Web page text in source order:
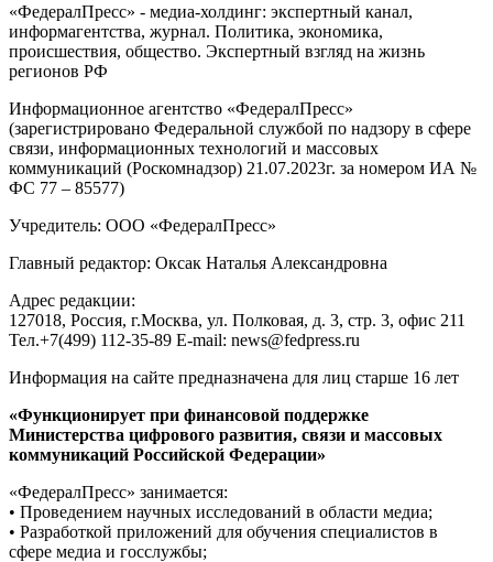
«ФедералПресс» - медиа-холдинг: экспертный канал,
информагентства, журнал. Политика, экономика,
происшествия, общество. Экспертный взгляд на жизнь
регионов РФ
Информационное агентство «ФедералПресс»
(зарегистрировано Федеральной службой по надзору в сфере
связи, информационных технологий и массовых
коммуникаций (Роскомнадзор) 21.07.2023г. за номером ИА №
ФС 77 – 85577)
Учредитель: ООО «ФедералПресс»
Главный редактор: Оксак Наталья Александровна
Адрес редакции:
127018, Россия, г.Москва, ул. Полковая, д. 3, стр. 3, офис 211
Тел.+7(499) 112-35-89 E-mail: news@fedpress.ru
Информация на сайте предназначена для лиц старше 16 лет
«Функционирует при финансовой поддержке
Министерства цифрового развития, связи и массовых
коммуникаций Российской Федерации»
«ФедералПресс» занимается:
• Проведением научных исследований в области медиа;
• Разработкой приложений для обучения специалистов в
сфере медиа и госслужбы;